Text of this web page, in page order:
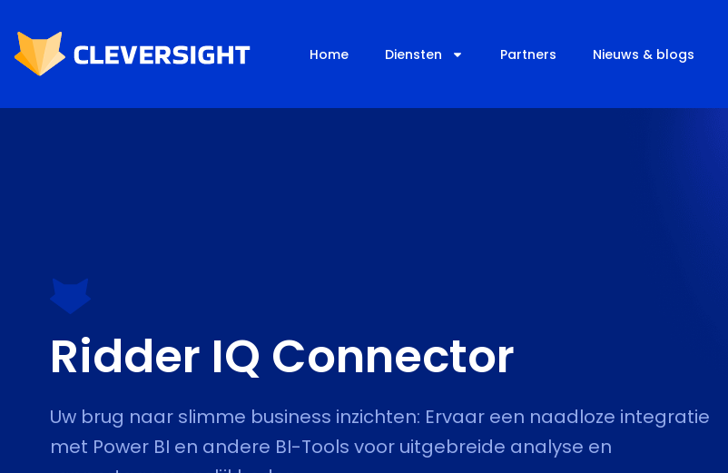
Home Diensten Partners Nieuws & blogs
Ridder IQ Connector
Uw brug naar slimme business inzichten: Ervaar een naadloze integratie
met Power BI en andere BI-Tools voor uitgebreide analyse en